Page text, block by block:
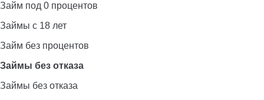
Займ под 0 процентов
Займы с 18 лет
Займ без процентов
Займы без отказа
Займы без отказа